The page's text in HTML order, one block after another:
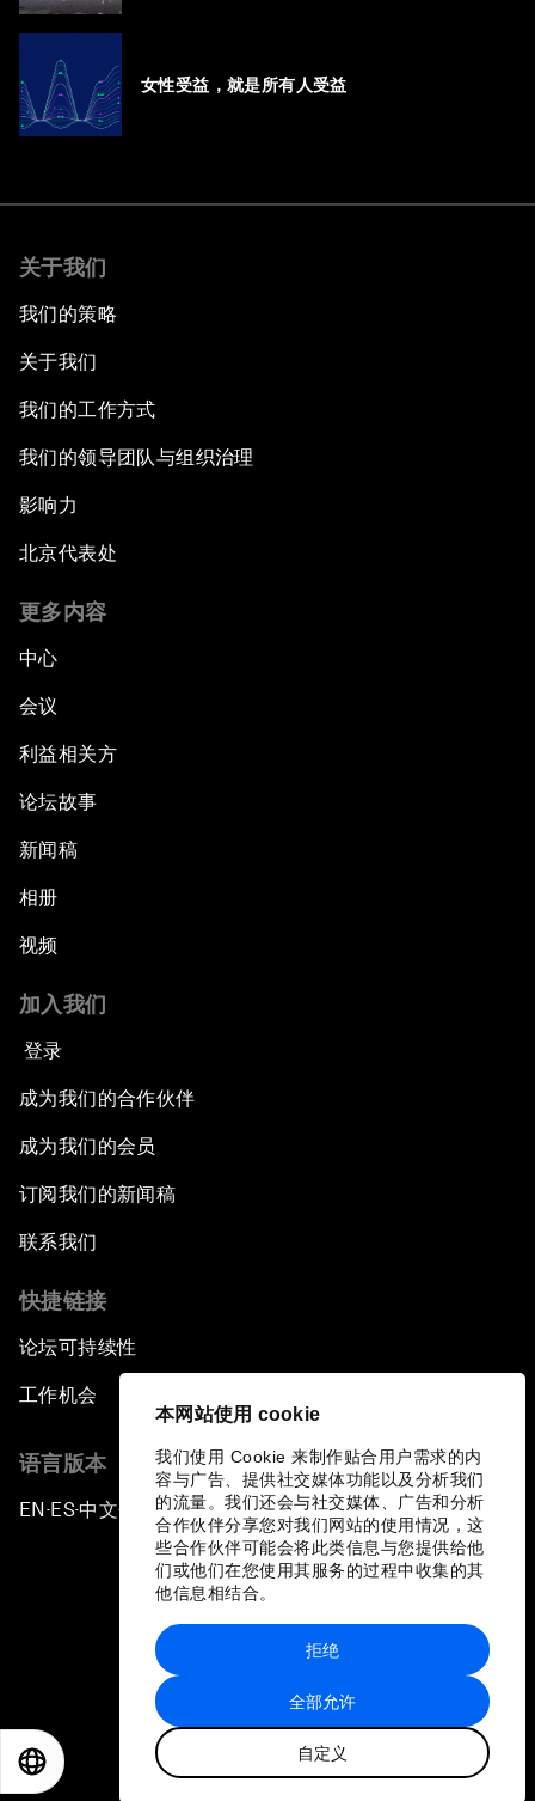
本网站使用 cookie
我们使用 Cookie 来制作贴合用户需求的内
容与广告、提供社交媒体功能以及分析我们
的流量。我们还会与社交媒体、广告和分析
合作伙伴分享您对我们网站的使用情况，这
些合作伙伴可能会将此类信息与您提供给他
们或他们在您使用其服务的过程中收集的其
他信息相结合。
全部允许
自定义
拒绝
女性受益，就是所有人受益
关于我们
我们的策略
关于我们
我们的工作方式
我们的领导团队与组织治理
影响力
北京代表处
更多内容
中心
会议
利益相关方
论坛故事
新闻稿
相册
视频
加入我们
登录
成为我们的合作伙伴
成为我们的会员
订阅我们的新闻稿
联系我们
快捷链接
论坛可持续性
工作机会
语言版本
EN ▪ ES▪中文▪ 日本語
站点地图
世界经济论坛